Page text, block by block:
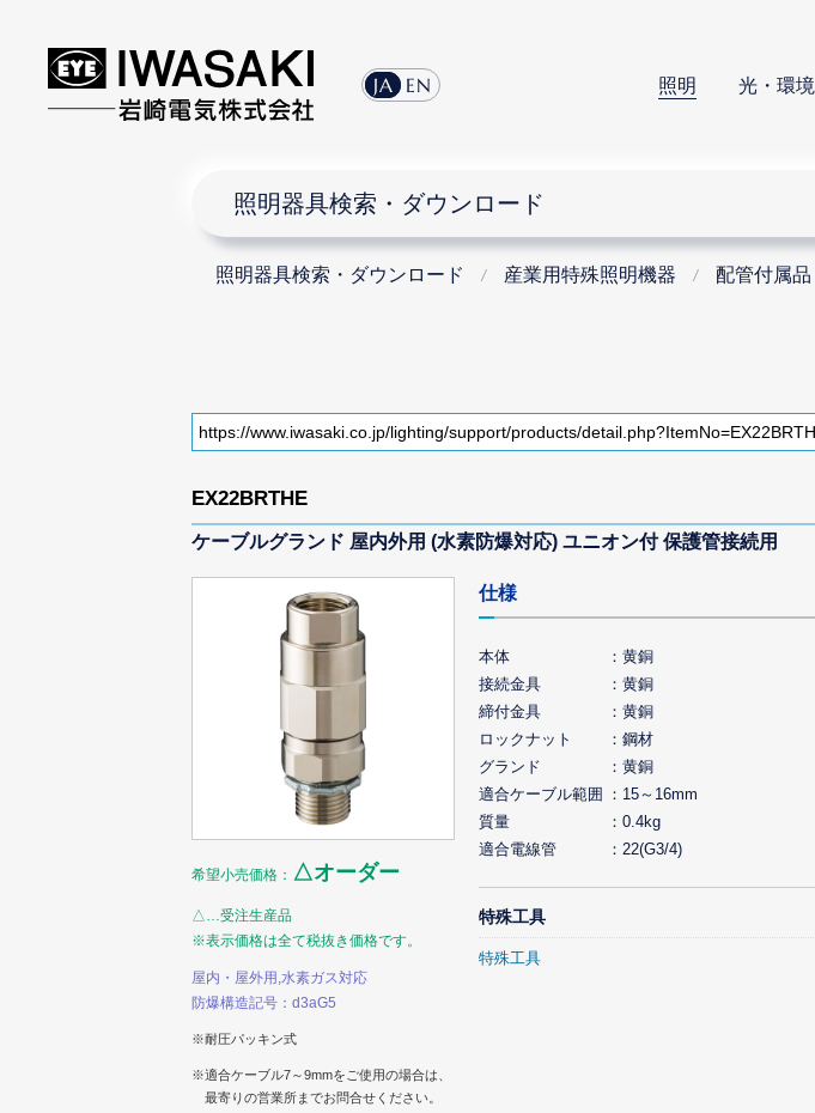
JA EN 照明 光・環境
照明器具検索・ダウンロード
照明器具検索・ダウンロード 産業用特殊照明機器 配管付属品
EX22BRTHE
ケーブルグランド 屋内外用 (水素防爆対応) ユニオン付 保護管接続用
希望小売価格： △オーダー
△…受注生産品
※表示価格は全て税抜き価格です。
屋内・屋外用,水素ガス対応
防爆構造記号：d3aG5
※耐圧パッキン式
※適合ケーブル7～9mmをご使用の場合は、
最寄りの営業所までお問合せください。
仕様
本体
黄銅
接続金具
黄銅
締付金具
黄銅
ロックナット
鋼材
グランド
黄銅
適合ケーブル範囲
15～16mm
質量
0.4kg
適合電線管
22(G3/4)
特殊工具
特殊工具